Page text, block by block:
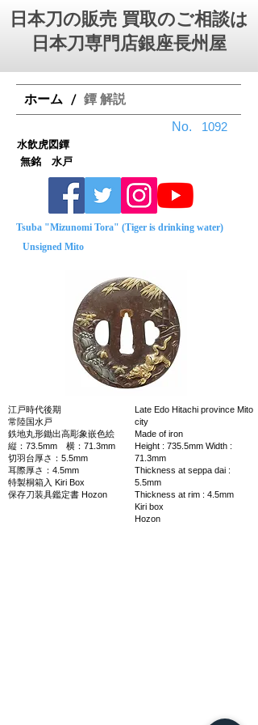
日本刀の販売 買取のご相談は
日本刀専門店銀座⻑州屋
ホーム / 鐔 解説
No.
無銘 水戸
Tsuba "Mizunomi Tora" (Tiger is drinking water)
Unsigned Mito
江戸時代後期
常陸国水戸
鉄地丸形鋤出高彫象嵌色絵
縦：73.5mm 横：71.3mm
切羽台厚さ：5.5mm
耳際厚さ：4.5mm
特製桐箱入 Kiri Box
保存刀装具鑑定書 Hozon
Late Edo Hitachi province Mito
city
Made of iron
Height : 735.5mm Width :
71.3mm
Thickness at seppa dai :
5.5mm
Thickness at rim : 4.5mm
Kiri box
Hozon
水飲虎図鐔
1092